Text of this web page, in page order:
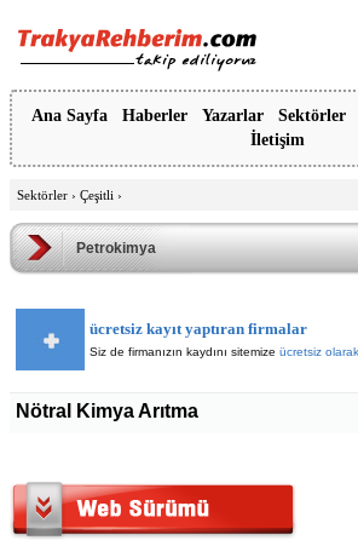
Ana Sayfa Haberler Yazarlar Sektörler
İletişim
Sektörler › Çeşitli ›
Petrokimya
ücretsiz kayıt yaptıran firmalar
Siz de firmanızın kaydını sitemize ücretsiz
Nötral Kimya Arıtma